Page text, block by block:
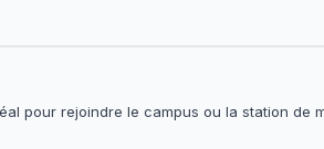
pour rejoindre le campus ou la station de